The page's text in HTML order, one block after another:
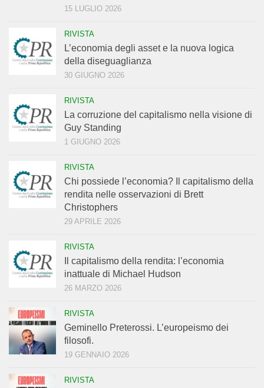
15 LUGLIO 2026
RIVISTA
L’economia degli asset e la nuova logica
della diseguaglianza
30 GIUGNO 2026
RIVISTA
La corruzione del capitalismo nella visione di
Guy Standing
1 GIUGNO 2026
RIVISTA
Chi possiede l’economia? Il capitalismo della
rendita nelle osservazioni di Brett
Christophers
29 APRILE 2026
RIVISTA
Il capitalismo della rendita: l’economia
inattuale di Michael Hudson
26 MARZO 2026
RIVISTA
Geminello Preterossi. L’europeismo dei
filosofi.
19 GENNAIO 2026
RIVISTA